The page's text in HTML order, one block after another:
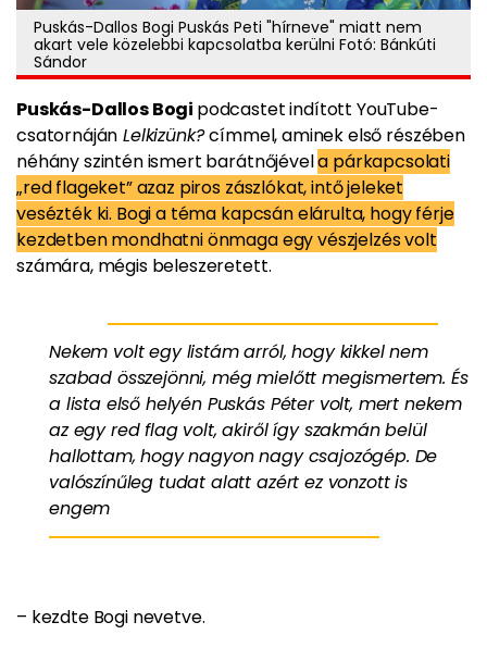
Puskás-Dallos Bogi Puskás Peti "hírneve" miatt nem
akart vele közelebbi kapcsolatba kerülni Fotó: Bánkúti
Sándor
Puskás-Dallos Bogi podcastet indított YouTube-
csatornáján Lelkizünk?címmel, aminek első részében
néhány szintén ismert barátnőjévela párkapcsolati
„red flageket” azaz piros zászlókat, intő jeleket
vesézték ki. Bogi a téma kapcsán elárulta, hogy férje
kezdetben mondhatni önmaga egy vészjelzés volt
számára, mégis beleszeretett.
Nekem volt egy listám arról, hogy kikkel nem
szabad összejönni, még mielőtt megismertem. És
a lista első helyén Puskás Péter volt, mert nekem
az egy red flag volt, akiről így szakmán belül
hallottam, hogy nagyon nagy csajozógép. De
valószínűleg tudat alatt azért ez vonzott is
engem
– kezdte Bogi nevetve.